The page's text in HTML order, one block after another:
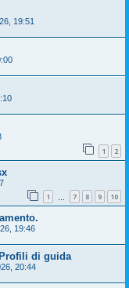
19:51
1 2
1 7 8 9 10
19:46
di guida
20:44